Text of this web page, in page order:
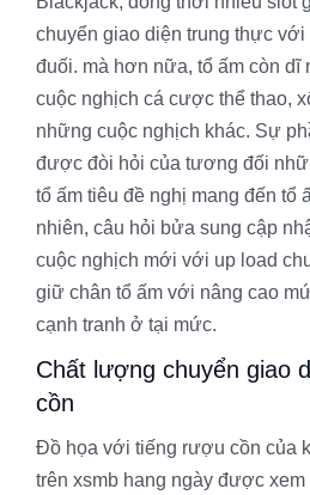
chuyển giao diện trung thực
đuối. mà hơn nữa, tổ ấm còn dĩ
cuộc nghịch cá cược thể thao,
những cuộc nghịch khác. Sự
được đòi hỏi của tương đối
tổ ấm tiêu đề nghị mang đến tổ
nhiên, câu hỏi bửa sung cập
cuộc nghịch mới với up load
giữ chân tổ ấm với nâng cao
cạnh tranh ở tại mức.
Chất lượng chuyển giao
cồn
Đồ họa với tiếng rượu cồn của
trên xsmb hang ngày được